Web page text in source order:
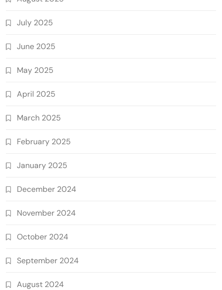
July 2025
June 2025
May 2025
April 2025
March 2025
February 2025
January 2025
December 2024
November 2024
October 2024
September 2024
August 2024